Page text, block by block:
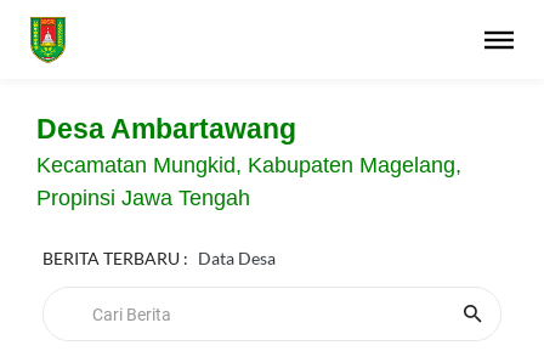
Desa Ambartawang
Kecamatan Mungkid, Kabupaten Magelang,
Propinsi Jawa Tengah
BERITA TERBARU : Data Desa